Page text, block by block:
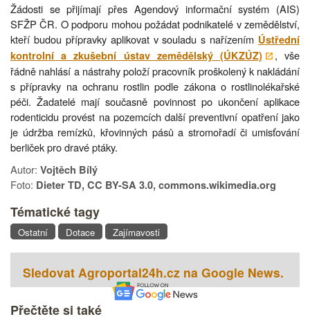
Žádosti se přijímají přes Agendový informační systém (AIS)
SFŽP ČR. O podporu mohou požádat podnikatelé v zemědělství,
kteří budou přípravky aplikovat v souladu s nařízením Ústřední
kontrolní a zkušební ústav zemědělský (ÚKZÚZ)
, vše
řádně nahlásí a nástrahy položí pracovník proškolený k nakládání
s přípravky na ochranu rostlin podle zákona o rostlinolékařské
péči. Žadatelé mají současně povinnost po ukončení aplikace
rodenticidu provést na pozemcích další preventivní opatření jako
je údržba remízků, křovinných pásů a stromořadí či umisťování
berliček pro dravé ptáky.
Autor: Vojtěch Bílý
Foto: Dieter TD, CC BY-SA 3.0, commons.wikimedia.org
Tématické tagy
Ostatní Dotace Zajímavosti
Sledovat Agroportal24h.cz na Google News.
Přečtěte si také